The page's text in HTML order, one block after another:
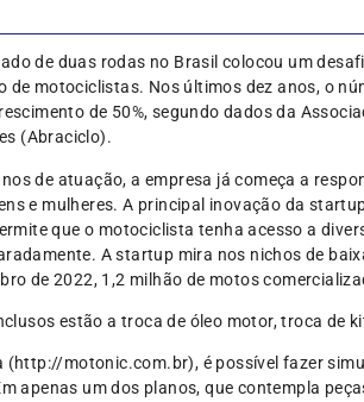
de duas rodas no Brasil colocou um
de motociclistas. Nos últimos dez anos, o
de 50%, segundo dados da
(Abraciclo).
de atuação, a empresa já começa a
e mulheres. A principal inovação da
que o motociclista tenha acesso a
A startup mira nos nichos de
de 2022, 1,2 milhão de motos
estão a troca de óleo motor, troca de
(http://motonic.com.br), é possível fazer
apenas um dos planos, que contempla